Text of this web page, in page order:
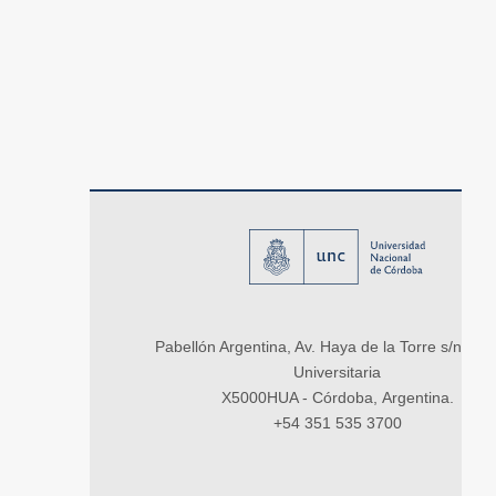
Pabellón Argentina, Av. Haya de la Torre s/n,
Universitaria
X5000HUA - Córdoba, Argentina.
+54 351 535 3700